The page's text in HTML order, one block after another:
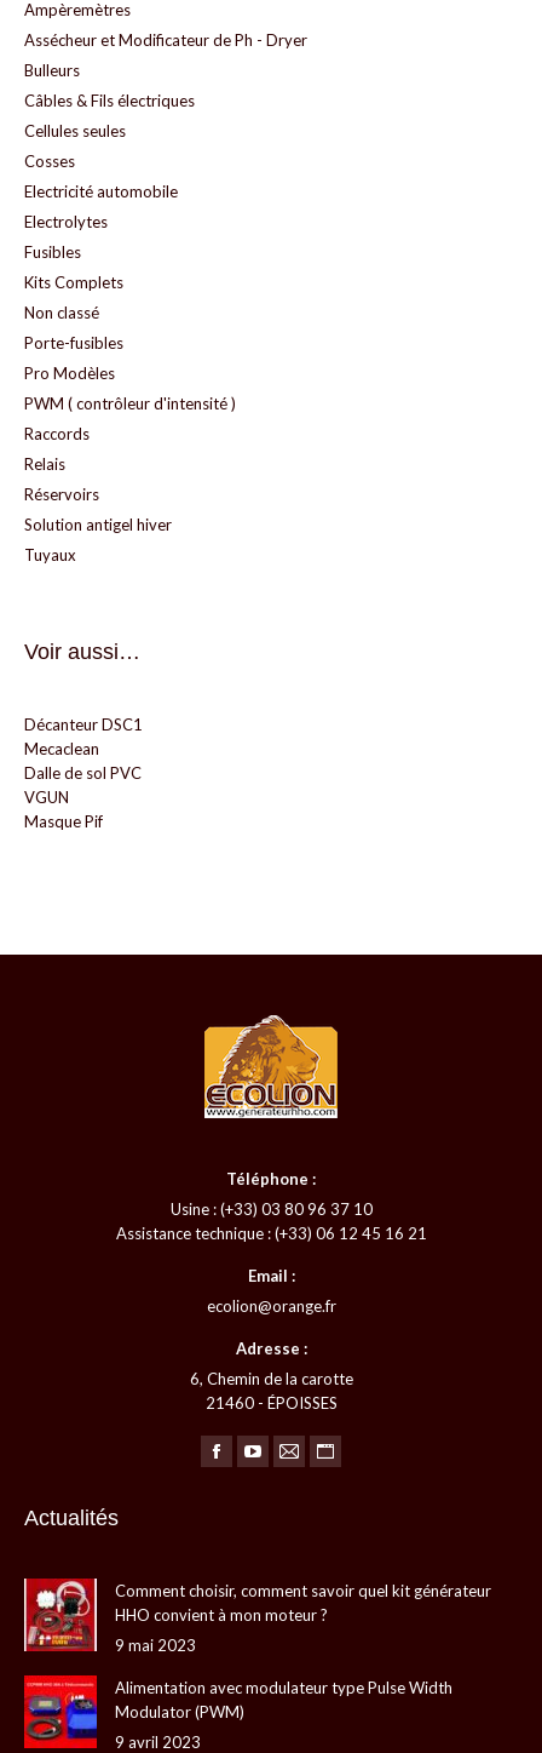
Ampèremètres
Assécheur et Modificateur de Ph - Dryer
Bulleurs
Câbles & Fils électriques
Cellules seules
Cosses
Electricité automobile
Electrolytes
Fusibles
Kits Complets
Non classé
Porte-fusibles
Pro Modèles
PWM ( contrôleur d'intensité )
Raccords
Relais
Réservoirs
Solution antigel hiver
Tuyaux
Voir aussi…
Décanteur DSC1
Mecaclean
Dalle de sol PVC
VGUN
Masque Pif
Téléphone :
Usine : (+33) 03 80 96 37 10
Assistance technique : (+33) 06 12 45 16 21
Email :
ecolion@orange.fr
Adresse :
6, Chemin de la carotte
21460 - ÉPOISSES
La
dans
une
fenêtre
La
dans
une
fenêtre
La
s'ouvre
dans
nouvelle
La
s'ouvre
dans
nouvelle
Actualités
Comment choisir, comment savoir quel kit générateur
HHO convient à mon moteur ?
9 mai 2023
Alimentation avec modulateur type Pulse Width
Modulator (PWM)
9 avril 2023